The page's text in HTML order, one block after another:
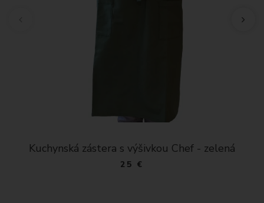
Kuchynská zástera s výšivkou Chef - zelená
25 €